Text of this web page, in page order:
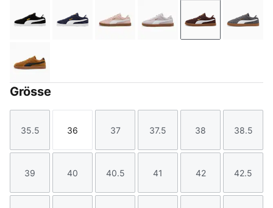
PUMA Black-PUMA White-PUMA Gold
PUMA Navy-PUMA White-PUMA Gold
Rose Quartz-PUMA White
Lavender Pop-PUMA
Chocolate
Kona Brown-PUMA Black
Grösse
Größe
35.5
Größe
36
Größe
37
Größe
37.5
Größe
38
Größe
38.5
Größe
39
Größe
40
Größe
40.5
Größe
41
Größe
42
Größe
42.5